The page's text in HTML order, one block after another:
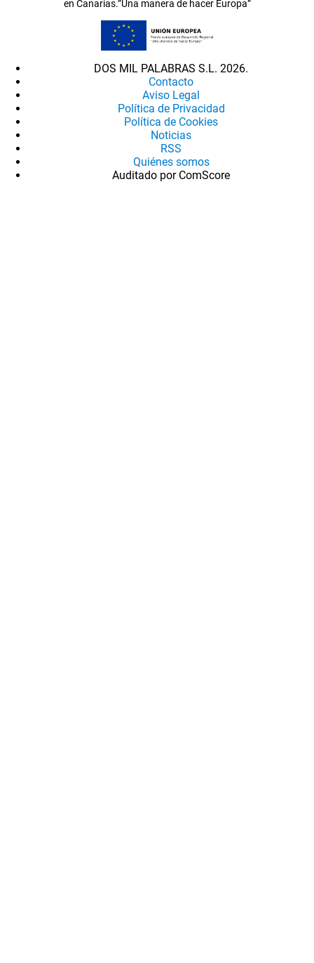
en Canarias.”Una manera de hacer Europa”
DOS MIL PALABRAS S.L. 2026.
Contacto
Aviso Legal
Política de Privacidad
Política de Cookies
Noticias
RSS
Quiénes somos
Auditado por ComScore